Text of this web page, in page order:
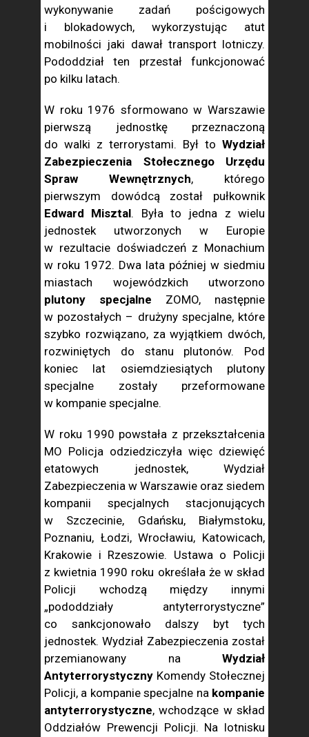
wykonywanie zadań pościgowych
i blokadowych, wykorzystując atut
mobilności jaki dawał transport lotniczy.
Pododdział ten przestał funkcjonować
po kilku latach.
W roku 1976 sformowano w Warszawie
pierwszą jednostkę przeznaczoną
do walki z terrorystami. Był to Wydział
Zabezpieczenia Stołecznego Urzędu
Spraw Wewnętrznych, którego
pierwszym dowódcą został pułkownik
Edward Misztal. Była to jedna z wielu
jednostek utworzonych w Europie
w rezultacie doświadczeń z Monachium
w roku 1972. Dwa lata później w siedmiu
miastach wojewódzkich utworzono
plutony specjalne ZOMO, następnie
w pozostałych – drużyny specjalne, które
szybko rozwiązano, za wyjątkiem dwóch,
rozwiniętych do stanu plutonów. Pod
koniec lat osiemdziesiątych plutony
specjalne zostały przeformowane
w kompanie specjalne.
W roku 1990 powstała z przekształcenia
MO Policja odziedziczyła więc dziewięć
etatowych jednostek, Wydział
Zabezpieczenia w Warszawie oraz siedem
kompanii specjalnych stacjonujących
w Szczecinie, Gdańsku, Białymstoku,
Poznaniu, Łodzi, Wrocławiu, Katowicach,
Krakowie i Rzeszowie. Ustawa o Policji
z kwietnia 1990 roku określała że w skład
Policji wchodzą między innymi
„pododdziały antyterrorystyczne”
co sankcjonowało dalszy byt tych
jednostek. Wydział Zabezpieczenia został
przemianowany na Wydział
Antyterrorystyczny Komendy Stołecznej
Policji, a kompanie specjalne na kompanie
antyterrorystyczne, wchodzące w skład
Oddziałów Prewencji Policji. Na lotnisku